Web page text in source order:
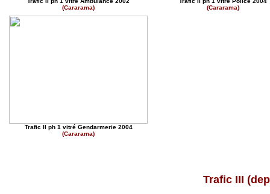
(Cararama)
(Cararama)
Trafic II ph 1 vitré Gendarmerie 2004
(Cararama)
Trafic III